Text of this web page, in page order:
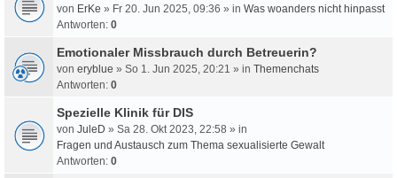
von ErKe » Fr 20. Jun 2025, 09:36 » in Was woanders nicht hinpasst
Antworten: 0
Emotionaler Missbrauch durch Betreuerin?
von eryblue » So 1. Jun 2025, 20:21 » in Themenchats
Antworten: 0
Spezielle Klinik für DIS
von JuleD » Sa 28. Okt 2023, 22:58 » in
Fragen und Austausch zum Thema sexualisierte Gewalt
Antworten: 0